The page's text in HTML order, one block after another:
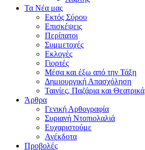
Τα Νέα μας
Εκτός Σύρου
Επισκέψεις
Περίπατοι
Συμμετοχές
Εκλογές
Γιορτές
Μέσα και έξω από την Τάξη
Δημιουργική Απασχόληση
Ταινίες, Παζάρια και Θεατρικά
Άρθρα
Γενική Αρθογραφία
Συριανή Ντοπιολαλιά
Ευχαριστούμε
Ανέκδοτα
Προβολές